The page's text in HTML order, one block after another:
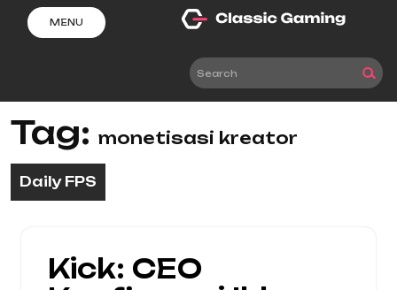
content
MENU
Tag: monetisasi kreator
Daily FPS
Kick: CEO